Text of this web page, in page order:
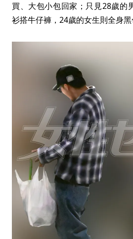
買、大包小包回家；只見28歲的
衫搭牛仔褲，24歲的女生則全身黑